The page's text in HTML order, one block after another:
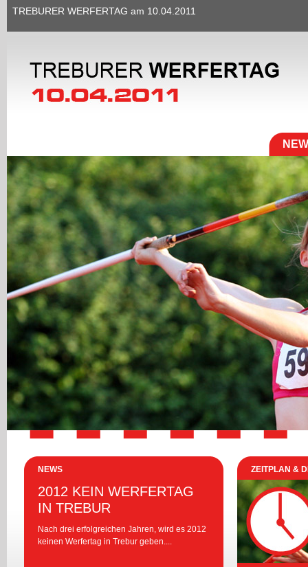
TREBURER WERFERTAG am 10.04.2011
NEWS
2012 KEIN WERFERTAG
IN TREBUR
Nach drei erfolgreichen Jahren, wird es 2012
keinen Werfertag in Trebur geben....
ZEITPLAN &